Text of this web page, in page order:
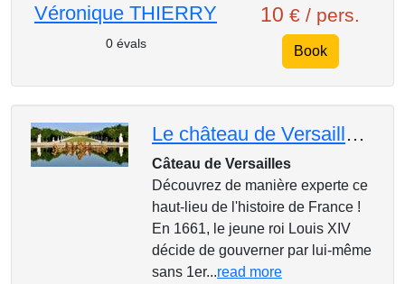
Véronique THIERRY
0 évals
10 € / pers.
Book
Le château de Versailles et ses jardins
Câteau de Versailles
Découvrez de manière experte ce
haut-lieu de l'histoire de France !
En 1661, le jeune roi Louis XIV
décide de gouverner par lui-même
sans 1er...read more